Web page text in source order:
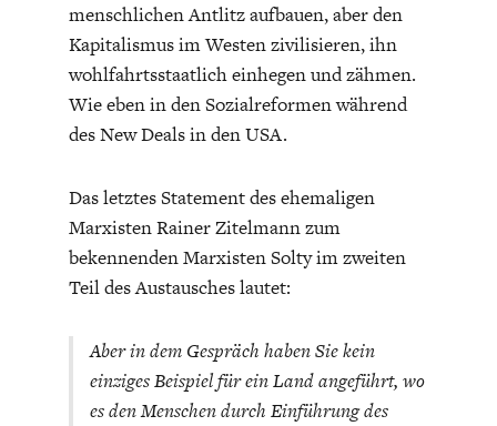
menschlichen Antlitz aufbauen, aber den
Kapitalismus im Westen zivilisieren, ihn
wohlfahrtsstaatlich einhegen und zähmen.
Wie eben in den Sozialreformen während
des New Deals in den USA.
Das letztes Statement des ehemaligen
Marxisten Rainer Zitelmann zum
bekennenden Marxisten Solty im zweiten
Teil des Austausches lautet:
Aber in dem Gespräch haben Sie kein
einziges Beispiel für ein Land angeführt, wo
es den Menschen durch Einführung des